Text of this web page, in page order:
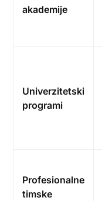
akademije
Univerzitetski
programi
Profesionalne
timske